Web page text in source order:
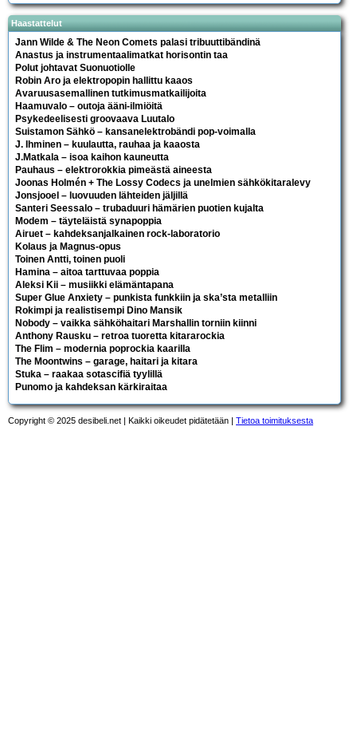
Haastattelut
Jann Wilde & The Neon Comets palasi tribuuttibändinä
Anastus ja instrumentaalimatkat horisontin taa
Polut johtavat Suonuotiolle
Robin Aro ja elektropopin hallittu kaaos
Avaruusasemallinen tutkimusmatkailijoita
Haamuvalo – outoja ääni-ilmiöitä
Psykedeelisesti groovaava Luutalo
Suistamon Sähkö – kansanelektrobändi pop-voimalla
J. Ihminen – kuulautta, rauhaa ja kaaosta
J.Matkala – isoa kaihon kauneutta
Pauhaus – elektrorokkia pimeästä aineesta
Joonas Holmén + The Lossy Codecs ja unelmien sähkökitaralevy
Jonsjooel – luovuuden lähteiden jäljillä
Santeri Seessalo – trubaduuri hämärien puotien kujalta
Modem – täyteläistä synapoppia
Airuet – kahdeksanjalkainen rock-laboratorio
Kolaus ja Magnus-opus
Toinen Antti, toinen puoli
Hamina – aitoa tarttuvaa poppia
Aleksi Kii – musiikki elämäntapana
Super Glue Anxiety – punkista funkkiin ja ska’sta metalliin
Rokimpi ja realistisempi Dino Mansik
Nobody – vaikka sähköhaitari Marshallin torniin kiinni
Anthony Rausku – retroa tuoretta kitararockia
The Flim – modernia poprockia kaarilla
The Moontwins – garage, haitari ja kitara
Stuka – raakaa sotascifiä tyylillä
Punomo ja kahdeksan kärkiraitaa
Copyright © 2025 desibeli.net | Kaikki oikeudet pidätetään | Tietoa toimituksesta